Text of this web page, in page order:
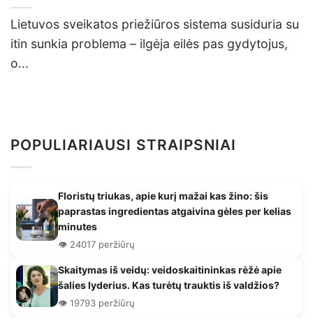
Lietuvos sveikatos priežiūros sistema susiduria su
itin sunkia problema – ilgėja eilės pas gydytojus,
o...
POPULIARIAUSI STRAIPSNIAI
Floristų triukas, apie kurį mažai kas žino: šis
paprastas ingredientas atgaivina gėles per kelias
minutes
👁️ 24017 peržiūrų
Skaitymas iš veidų: veidoskaitininkas rėžė apie
šalies lyderius. Kas turėtų trauktis iš valdžios?
👁️ 19793 peržiūrų